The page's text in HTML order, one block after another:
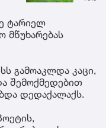
ტარიელ
მწუხარებას
გამოაკლდა კაცი,
შემოქმედებით
დედაქალაქს.